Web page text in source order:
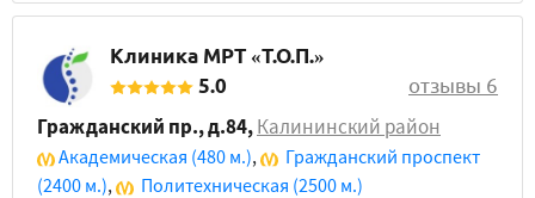
Клиника МРТ «Т.О.П.»
5.0
отзывы 6
Гражданский пр., д.84,Калининский район
Академическая (480 м.),
Гражданский проспект
(2400 м.), Политехническая (2500 м.)